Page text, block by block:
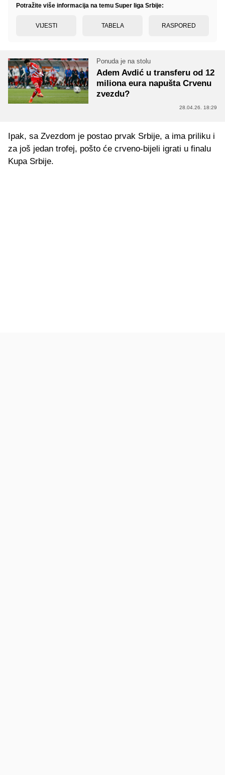
Potražite više informacija na temu Super liga Srbije:
VIJESTI TABELA RASPORED
Ponuda je na stolu
Adem Avdić u transferu od 12
miliona eura napušta Crvenu
zvezdu?
28.04.26. 18:29
Ipak, sa Zvezdom je postao prvak Srbije, a ima priliku i
za još jedan trofej, pošto će crveno-bijeli igrati u finalu
Kupa Srbije.